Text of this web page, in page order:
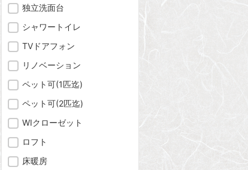
独立洗面台
シャワートイレ
TVドアフォン
リノベーション
ペット可(1匹迄)
ペット可(2匹迄)
WIクローゼット
ロフト
床暖房